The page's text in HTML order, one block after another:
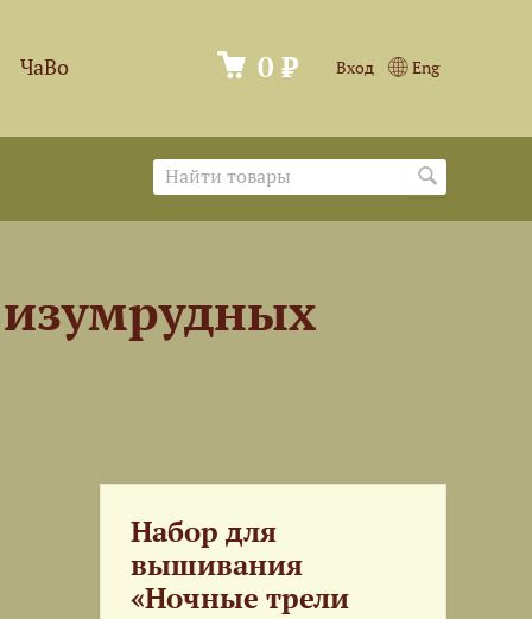
Вход Eng
0 ₽
ЧаВо
Набор для
вышивания
«Ночные трели